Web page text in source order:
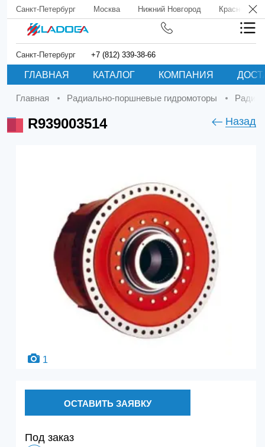
Санкт-Петербург Москва Нижний Новгород Краснодар
Санкт-Петербург +7 (812) 339-38-66
ГЛАВНАЯ КАТАЛОГ КОМПАНИЯ
Главная Радиально-поршневые гидромоторы
R939003514 Назад
1
ОСТАВИТЬ ЗАЯВКУ
Под заказ